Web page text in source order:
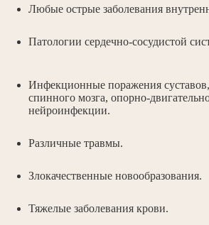
Любые острые заболевания
Патологии сердечно-сосудистой
Инфекционные поражения
спинного мозга, опорно-
нейроинфекции.
Различные травмы.
Злокачественные новообразования.
Тяжелые заболевания крови.
позы. Их цель заключается в
позвоночника, улучшении кровообращения
Почему мы?
– это уютное женское пространство,
создания красивого и здорового тела: